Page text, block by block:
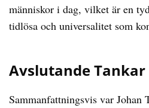
människor i dag, vilket är en
tidlösa och universalitet som
Avslutande Tankar
Sammanfattningsvis var Johan